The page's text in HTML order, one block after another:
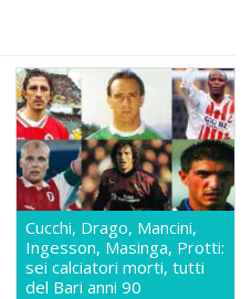
Cucchi, Drago, Mancini,
Ingesson, Masinga, Protti:
sei calciatori morti, tutti
del Bari anni 90